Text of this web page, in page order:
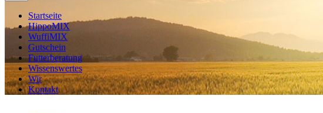
Startseite
HippoMIX
WuffiMIX
Gutschein
Futterberatung
Wissenswertes
Wir
Kontakt